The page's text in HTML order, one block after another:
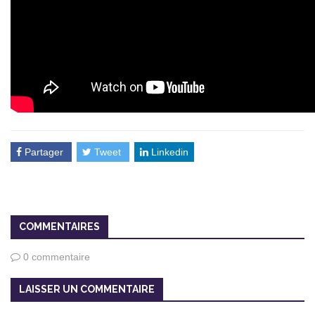
Partager Tweet Linkedin
COMMENTAIRES
0 commentaire
LAISSER UN COMMENTAIRE